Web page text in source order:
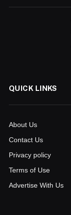
QUICK LINKS
About Us
Contact Us
Privacy policy
Terms of Use
Advertise With Us